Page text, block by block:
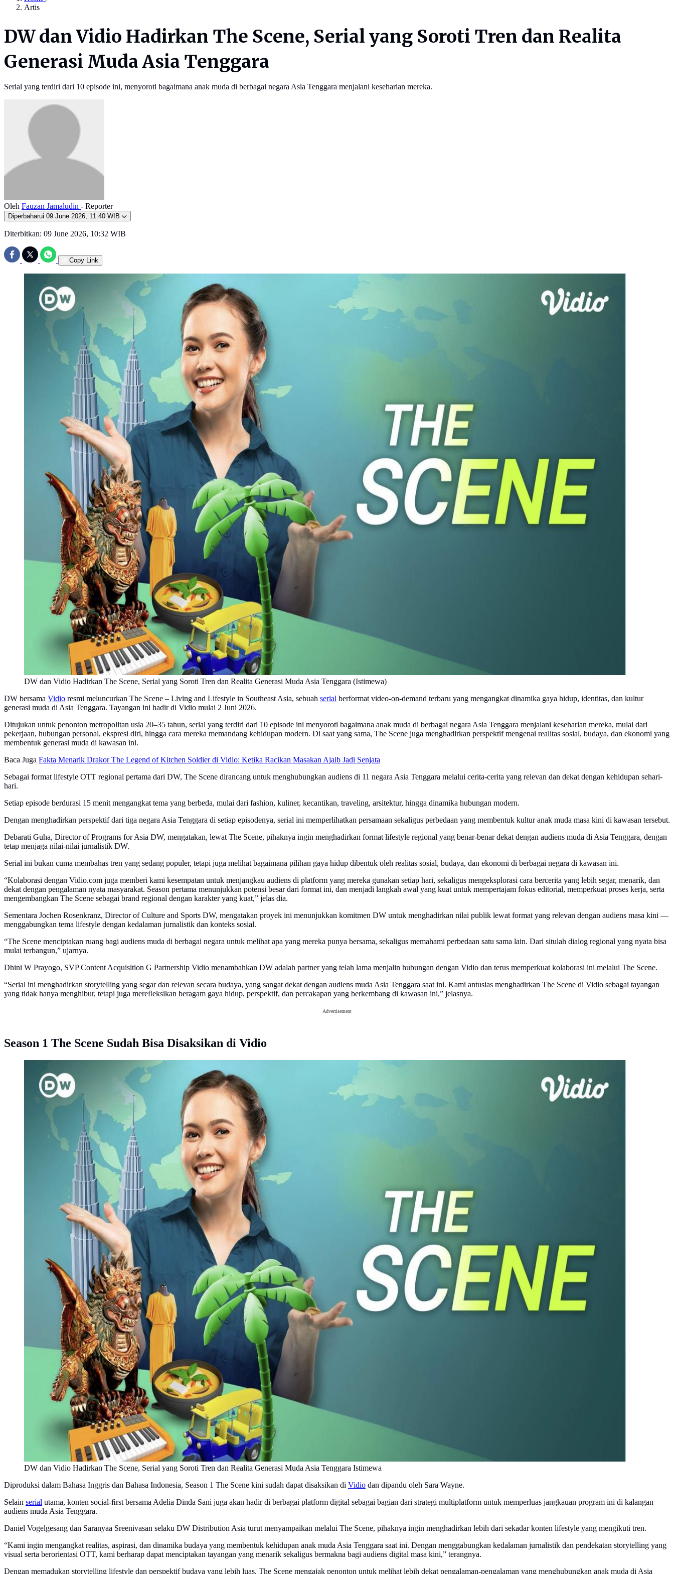
Artis
DW dan Vidio Hadirkan The Scene, Serial yang Soroti Tren dan Realita
Generasi Muda Asia Tenggara
Serial yang terdiri dari 10 episode ini, menyoroti bagaimana anak muda di berbagai negara Asia Tenggara menjalani keseharian mereka.
Oleh Fauzan Jamaludin - Reporter
Diperbaharui 09 June 2026, 11:40 WIB
Diterbitkan: 09 June 2026, 10:32 WIB
Copy Link
DW dan Vidio Hadirkan The Scene, Serial yang Soroti Tren dan Realita Generasi Muda Asia Tenggara (Istimewa)
DW bersama Vidio resmi meluncurkan The Scene – Living and Lifestyle in Southeast Asia, sebuah serial berformat video-on-demand terbaru yang mengangkat dinamika gaya hidup, identitas, dan kultur
generasi muda di Asia Tenggara. Tayangan ini hadir di Vidio mulai 2 Juni 2026.
Ditujukan untuk penonton metropolitan usia 20–35 tahun, serial yang terdiri dari 10 episode ini menyoroti bagaimana anak muda di berbagai negara Asia Tenggara menjalani keseharian mereka, mulai dari
pekerjaan, hubungan personal, ekspresi diri, hingga cara mereka memandang kehidupan modern. Di saat yang sama, The Scene juga menghadirkan perspektif mengenai realitas sosial, budaya, dan ekonomi yang
membentuk generasi muda di kawasan ini.
Baca Juga Fakta Menarik Drakor The Legend of Kitchen Soldier di Vidio: Ketika Racikan Masakan Ajaib Jadi Senjata
Sebagai format lifestyle OTT regional pertama dari DW, The Scene dirancang untuk menghubungkan audiens di 11 negara Asia Tenggara melalui cerita-cerita yang relevan dan dekat dengan kehidupan sehari-
hari.
Setiap episode berdurasi 15 menit mengangkat tema yang berbeda, mulai dari fashion, kuliner, kecantikan, traveling, arsitektur, hingga dinamika hubungan modern.
Dengan menghadirkan perspektif dari tiga negara Asia Tenggara di setiap episodenya, serial ini memperlihatkan persamaan sekaligus perbedaan yang membentuk kultur anak muda masa kini di kawasan tersebut.
Debarati Guha, Director of Programs for Asia DW, mengatakan, lewat The Scene, pihaknya ingin menghadirkan format lifestyle regional yang benar-benar dekat dengan audiens muda di Asia Tenggara, dengan
tetap menjaga nilai-nilai jurnalistik DW.
Serial ini bukan cuma membahas tren yang sedang populer, tetapi juga melihat bagaimana pilihan gaya hidup dibentuk oleh realitas sosial, budaya, dan ekonomi di berbagai negara di kawasan ini.
“Kolaborasi dengan Vidio.com juga memberi kami kesempatan untuk menjangkau audiens di platform yang mereka gunakan setiap hari, sekaligus mengeksplorasi cara bercerita yang lebih segar, menarik, dan
dekat dengan pengalaman nyata masyarakat. Season pertama menunjukkan potensi besar dari format ini, dan menjadi langkah awal yang kuat untuk mempertajam fokus editorial, memperkuat proses kerja, serta
mengembangkan The Scene sebagai brand regional dengan karakter yang kuat,” jelas dia.
Sementara Jochen Rosenkranz, Director of Culture and Sports DW, mengatakan proyek ini menunjukkan komitmen DW untuk menghadirkan nilai publik lewat format yang relevan dengan audiens masa kini —
menggabungkan tema lifestyle dengan kedalaman jurnalistik dan konteks sosial.
“The Scene menciptakan ruang bagi audiens muda di berbagai negara untuk melihat apa yang mereka punya bersama, sekaligus memahami perbedaan satu sama lain. Dari situlah dialog regional yang nyata bisa
mulai terbangun,” ujarnya.
Dhini W Prayogo, SVP Content Acquisition G Partnership Vidio menambahkan DW adalah partner yang telah lama menjalin hubungan dengan Vidio dan terus memperkuat kolaborasi ini melalui The Scene.
“Serial ini menghadirkan storytelling yang segar dan relevan secara budaya, yang sangat dekat dengan audiens muda Asia Tenggara saat ini. Kami antusias menghadirkan The Scene di Vidio sebagai tayangan
yang tidak hanya menghibur, tetapi juga mereﬂeksikan beragam gaya hidup, perspektif, dan percakapan yang berkembang di kawasan ini,” jelasnya.
Advertisement
Season 1 The Scene Sudah Bisa Disaksikan di Vidio
DW dan Vidio Hadirkan The Scene, Serial yang Soroti Tren dan Realita Generasi Muda Asia Tenggara Istimewa
Diproduksi dalam Bahasa Inggris dan Bahasa Indonesia, Season 1 The Scene kini sudah dapat disaksikan di Vidio dan dipandu oleh Sara Wayne.
Selain serial utama, konten social-ﬁrst bersama Adelia Dinda Sani juga akan hadir di berbagai platform digital sebagai bagian dari strategi multiplatform untuk memperluas jangkauan program ini di kalangan
audiens muda Asia Tenggara.
Daniel Vogelgesang dan Saranyaa Sreenivasan selaku DW Distribution Asia turut menyampaikan melalui The Scene, pihaknya ingin menghadirkan lebih dari sekadar konten lifestyle yang mengikuti tren.
“Kami ingin mengangkat realitas, aspirasi, dan dinamika budaya yang membentuk kehidupan anak muda Asia Tenggara saat ini. Dengan menggabungkan kedalaman jurnalistik dan pendekatan storytelling yang
visual serta berorientasi OTT, kami berharap dapat menciptakan tayangan yang menarik sekaligus bermakna bagi audiens digital masa kini,” terangnya.
Dengan memadukan storytelling lifestyle dan perspektif budaya yang lebih luas, The Scene mengajak penonton untuk melihat lebih dekat pengalaman-pengalaman yang menghubungkan anak muda di Asia